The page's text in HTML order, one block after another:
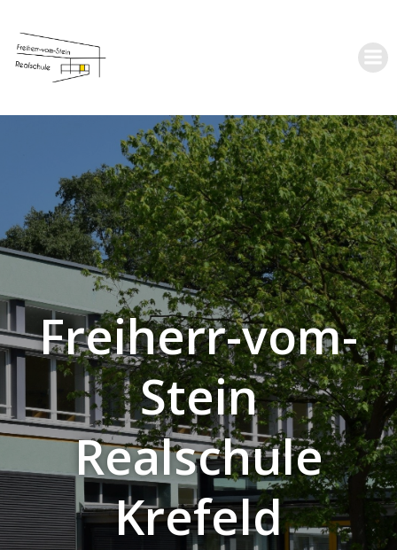
Freiherr-vom-
Stein
Realschule
Krefeld